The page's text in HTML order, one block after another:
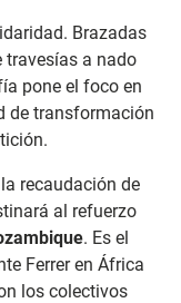
Brazadas
travesías a nado
pone el foco en
de transformación
recaudación de
al refuerzo
. Es el
Ferrer en África
los colectivos